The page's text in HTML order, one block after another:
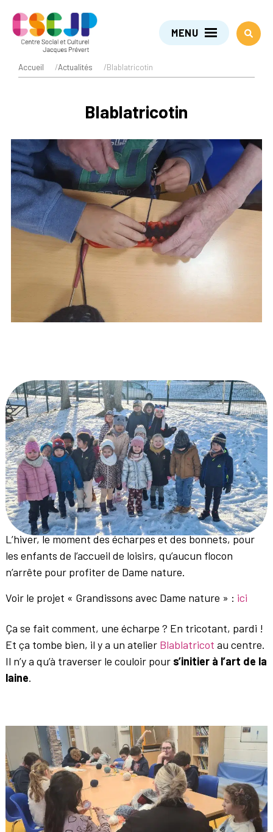
MENU
Accueil /Actualités /Blablatricotin
Blablatricotin
L’hiver, le moment des écharpes et des bonnets, pour
les enfants de l’accueil de loisirs, qu’aucun flocon
n’arrête pour profiter de Dame nature.
Voir le projet « Grandissons avec Dame nature » : ici
Ça se fait comment, une écharpe ? En tricotant, pardi !
Et ça tombe bien, il y a un atelier Blablatricot au centre.
Il n’y a qu’à traverser le couloir pour s’initier à l’art de la
laine.